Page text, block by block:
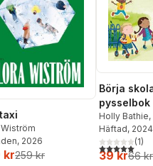
, 2026
kr259 kr
Börja
pysselbok
Holly Bathie,
Beecham
Häftad, 2024
5,0utav 5(1)
39 kr66 kr